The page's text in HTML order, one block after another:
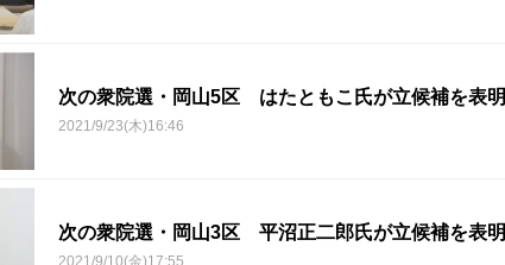
次の衆院選・岡山5区 はたともこ氏が立候補を表明
2021/9/23(木)16:46
次の衆院選・岡山3区 平沼正二郎氏が立候補を表明
2021/9/10(金)17:55